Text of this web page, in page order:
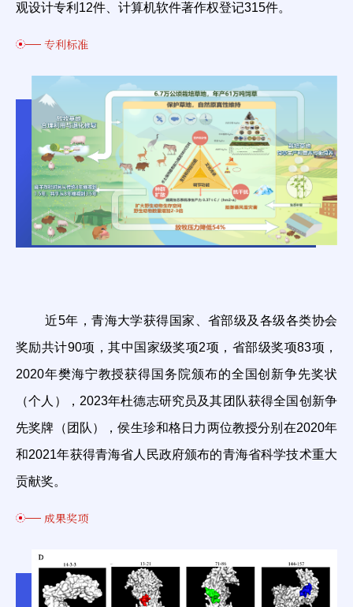
观设计专利12件、计算机软件著作权登记315件。
专利标准
近5年，青海大学获得国家、省部级及各级各类协会
奖励共计90项，其中国家级奖项2项，省部级奖项83项，
2020年樊海宁教授获得国务院颁布的全国创新争先奖状
（个人），2023年杜德志研究员及其团队获得全国创新争
先奖牌（团队），侯生珍和格日力两位教授分别在2020年
和2021年获得青海省人民政府颁布的青海省科学技术重大
贡献奖。
成果奖项